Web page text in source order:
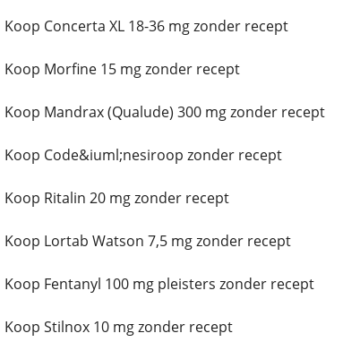
Koop Concerta XL 18-36 mg zonder recept
Koop Morfine 15 mg zonder recept
Koop Mandrax (Qualude) 300 mg zonder recept
Koop Code&iuml;nesiroop zonder recept
Koop Ritalin 20 mg zonder recept
Koop Lortab Watson 7,5 mg zonder recept
Koop Fentanyl 100 mg pleisters zonder recept
Koop Stilnox 10 mg zonder recept